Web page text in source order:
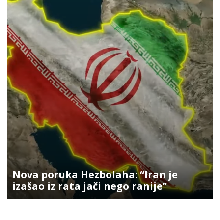
Nova poruka Hezbolaha: “Iran je
izašao iz rata jači nego ranije”